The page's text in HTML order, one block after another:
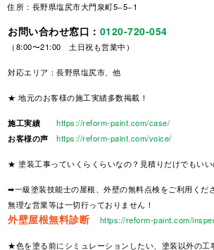
住所：長野県塩尻市大門泉町5−5−1
お問い合わせ窓口： 0120-720-054
（8:00〜21:00 土日祝も営業中）
対応エリア：長野県塩尻市、他
★ 地元のお客様の施工実績多数掲載！
施工実績
https://reform-paint.com/case/
お客様の声
https://reform-paint.com/voice/
★ 塗装工事っていくらくらいなの？見積りだけでもいい
➡一級塗装技能士の屋根、外壁の無料点検をご利用くだ
無理な営業等は一切行っておりません！
外壁屋根無料診断 https://reform-paint.com/
★色を塗る前にシミュレーションしたい、塗装以外の